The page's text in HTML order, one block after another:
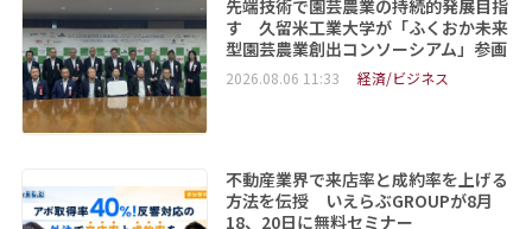
先端技術で園芸農業の持続的発展目指
す 久留米工業大学が「ふくおか未来
型園芸農業創出コンソーシアム」参画
2026.08.06 11:33 経済/ビジネス
不動産業界で来店率と成約率を上げる
方法を伝授 いえらぶGROUPが8月
18、20日に無料セミナー